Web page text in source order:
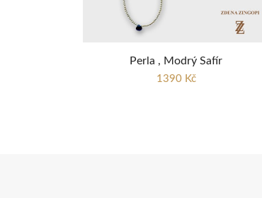
Perla , Modrý Safír
1390 Kč